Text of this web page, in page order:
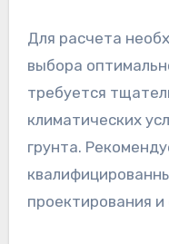
Для расчета
выбора
требуется
климатических
грунта.
проектирования и